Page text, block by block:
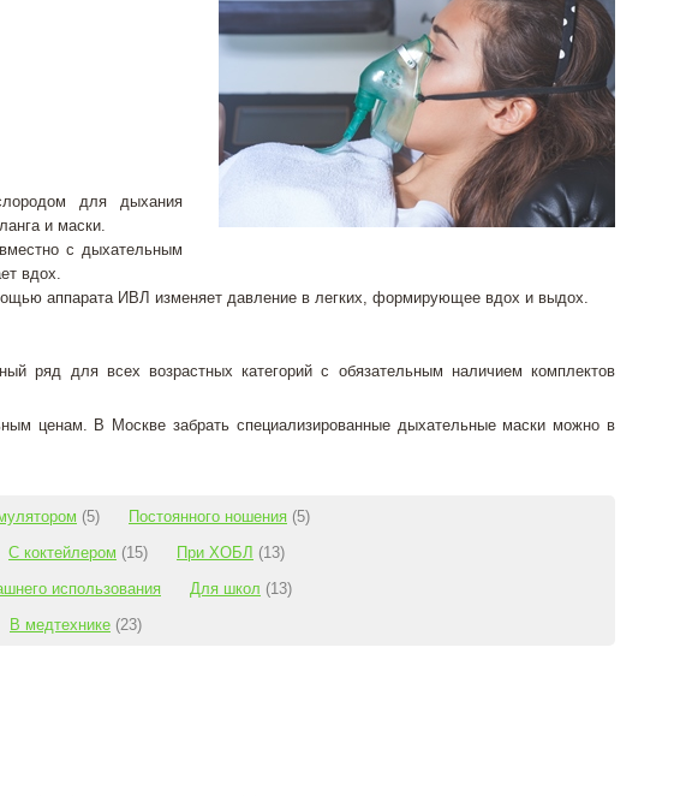
для дыхания
и маски.
с дыхательным
вдох.
аппарата ИВЛ изменяет давление в легких, формирующее вдох и выдох.
ряд для всех возрастных категорий с обязательным наличием комплектов
ценам. В Москве забрать специализированные дыхательные маски можно в
(5) Постоянного ношения (5)
С коктейлером (15) При ХОБЛ (13)
использования Для школ (13)
В медтехнике (23)